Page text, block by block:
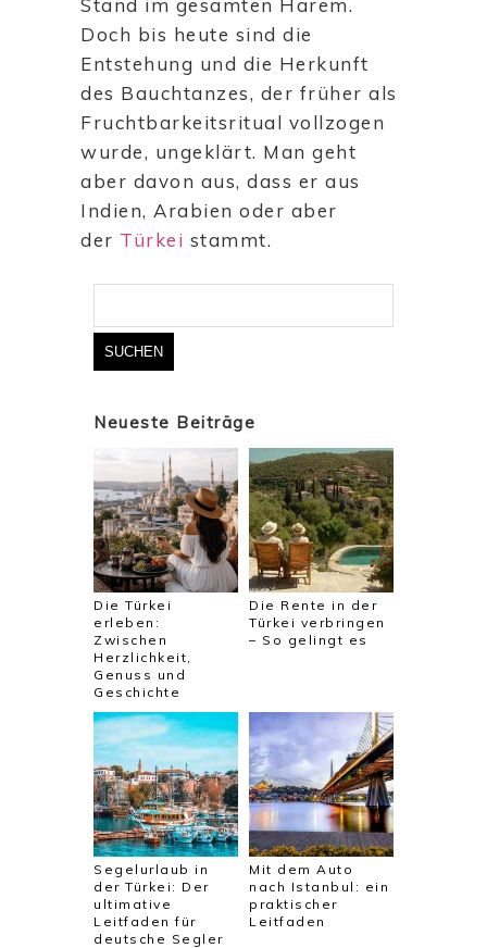
Doch bis heute sind die
Entstehung und die Herkunft
des Bauchtanzes, der früher als
Fruchtbarkeitsritual vollzogen
wurde, ungeklärt. Man geht
aber davon aus, dass er aus
Indien, Arabien oder aber
der Türkei stammt.
Suchen
Neueste Beiträge
Die Türkei
erleben:
Zwischen
Herzlichkeit,
Genuss und
Geschichte
Die Rente in der
Türkei verbringen
– So gelingt es
Segelurlaub in
der Türkei: Der
ultimative
Leitfaden für
deutsche Segler
Mit dem Auto
nach Istanbul: ein
praktischer
Leitfaden